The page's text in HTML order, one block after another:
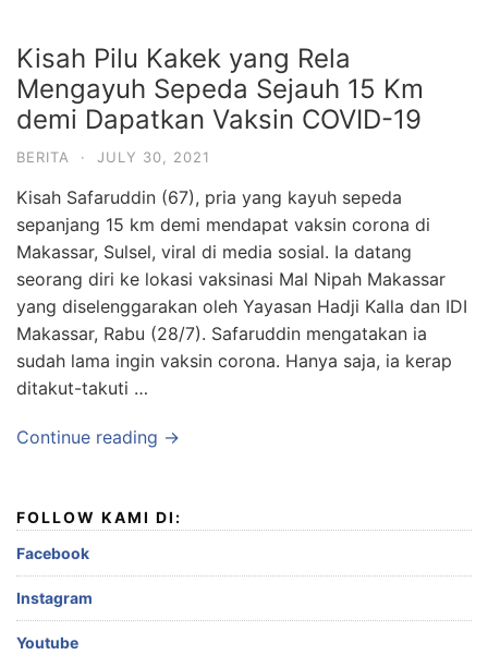
Kisah Pilu Kakek yang Rela
Mengayuh Sepeda Sejauh 15 Km
demi Dapatkan Vaksin COVID-19
BERITA · JULY 30, 2021
Kisah Safaruddin (67), pria yang kayuh sepeda
sepanjang 15 km demi mendapat vaksin corona di
Makassar, Sulsel, viral di media sosial. Ia datang
seorang diri ke lokasi vaksinasi Mal Nipah Makassar
yang diselenggarakan oleh Yayasan Hadji Kalla dan IDI
Makassar, Rabu (28/7). Safaruddin mengatakan ia
sudah lama ingin vaksin corona. Hanya saja, ia kerap
ditakut-takuti …
Continue reading →
FOLLOW KAMI DI:
Facebook
Instagram
Youtube